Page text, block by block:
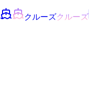
クルーズクルーズ